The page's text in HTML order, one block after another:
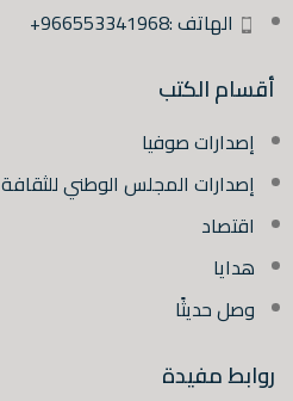
الهاتف :966553341968+
أقسام الكتب
إصدارات صوفيا
إصدارات المجلس الوطني للثقافة
اقتصاد
هدايا
وصل حديثًا
روابط مفيدة